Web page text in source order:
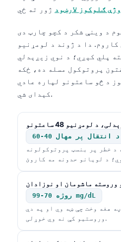
ګلوکوز لارښود
د وینې شکر د کچو چارټ دی
دا د ژوند د لومړنیو
پلي کېږي؛ د نوي زیږېدلي
پروتوکول مسله ده، ځکه
د څو ساعتونو لپاره عادي
کېدای شي.
د لومړنیو 48 ساعتونو
د خطر پر بنسټ پروتوکولونه
روژه 70-99 mg/dL
هغه وخت چې ښه وي او په دې
وروستیو کې نه وي خوړلی.